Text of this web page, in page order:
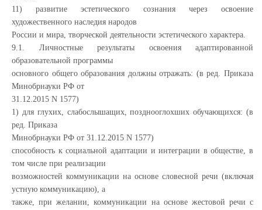
11) развитие эстетического сознания через освоение
художественного наследия народов
России и мира, творческой деятельности эстетического характера.
9.1. Личностные результаты освоения адаптированной
образовательной программы
основного общего образования должны отражать: (в ред. Приказа
Минобрнауки РФ от
31.12.2015 N 1577)
1) для глухих, слабослышащих, позднооглохших обучающихся: (в
ред. Приказа
Минобрнауки РФ от 31.12.2015 N 1577)
способность к социальной адаптации и интеграции в обществе, в
том числе при реализации
возможностей коммуникации на основе словесной речи (включая
устную коммуникацию), а
также, при желании, коммуникации на основе жестовой речи с